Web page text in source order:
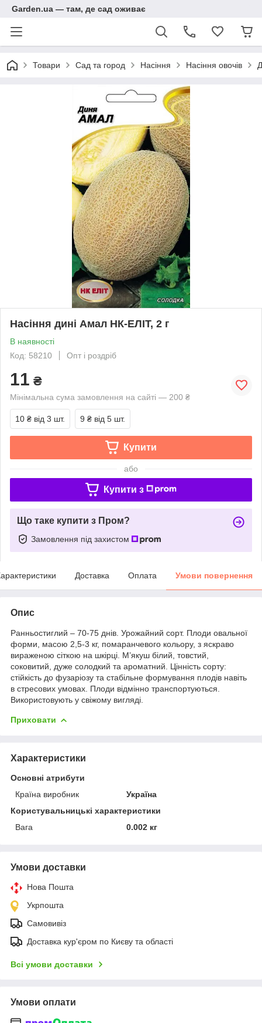
Garden.ua — там, де сад оживає
Товари Сад та город Насіння Насіння овочів
Насіння дині Амал НК-ЕЛІТ, 2 г
В наявності
Код: 58210
Опт і роздріб
11 ₴
Мінімальна сума замовлення на сайті — 200 ₴
10 ₴ від 3 шт. 9 ₴ від 5 шт.
Купити
або
Купити з
Що таке купити з Пром?
Замовлення під захистом
Доставка Оплата Умови повернення
Опис
Ранньостиглий – 70-75 днів. Урожайний сорт. Плоди овальної
форми, масою 2,5-3 кг, помаранчевого кольору, з яскраво
вираженою сіткою на шкірці. М’якуш білий, товстий,
соковитий, дуже солодкий та ароматний. Цінність сорту:
стійкість до фузаріозу та стабільне формування плодів навіть
в стресових умовах. Плоди відмінно транспортуються.
Використовують у свіжому вигляді.
Приховати
Характеристики
Основні атрибути
Країна виробник
Україна
Користувальницькі характеристики
Вага
0.002 кг
Умови доставки
Нова Пошта
Укрпошта
Самовивіз
Доставка кур'єром по Києву та області
Всі умови доставки
Умови оплати